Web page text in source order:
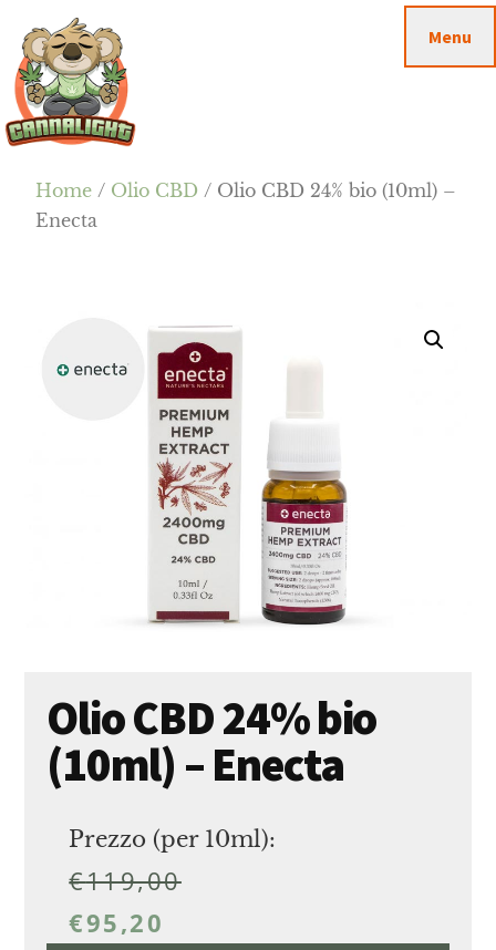
contenuto
principale
alla
barra
laterale
primaria
footer
Cannalight.it
Menu
Home / Olio CBD / Olio CBD 24% bio (10ml) –
Enecta
Olio CBD 24% bio
(10ml) – Enecta
Prezzo (per 10ml):
€119,00
€95,20